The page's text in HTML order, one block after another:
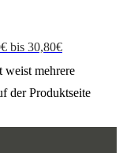
bis 30,80€
weist mehrere
der Produktseite